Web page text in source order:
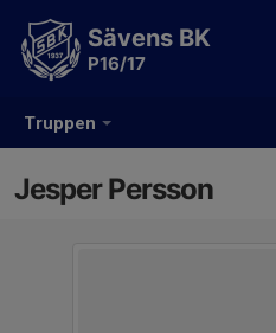
Truppen
Sävens BK
P16/17
Jesper Persson